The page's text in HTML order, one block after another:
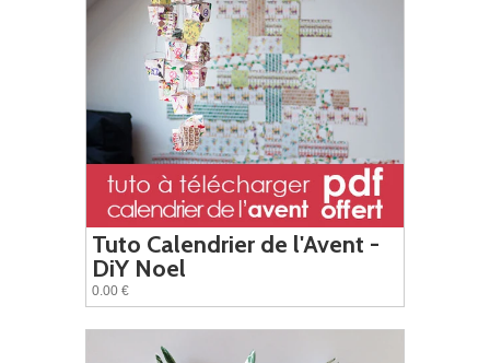
Tuto Calendrier de l'Avent -
DiY Noel
0.00 €